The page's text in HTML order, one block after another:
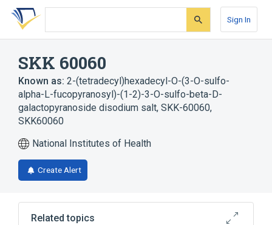
Skip
search
Skip
Skip
account
Sign In
SKK 60060
Known as: 2-(tetradecyl)hexadecyl-O-(3-O-sulfo-
alpha-L-fucopyranosyl)-(1-2)-3-O-sulfo-beta-D-
galactopyranoside disodium salt, SKK-60060,
SKK60060
National Institutes of Health
Create Alert
Related topics